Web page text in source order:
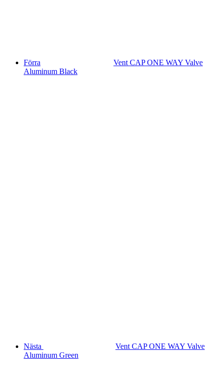
Förra
Vent CAP ONE WAY Valve
Aluminum Black
Nästa
Vent CAP ONE WAY Valve
Aluminum Green